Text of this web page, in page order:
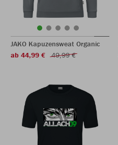
JAKO Kapuzensweat Organic
ab 44,99 €
49,99 €